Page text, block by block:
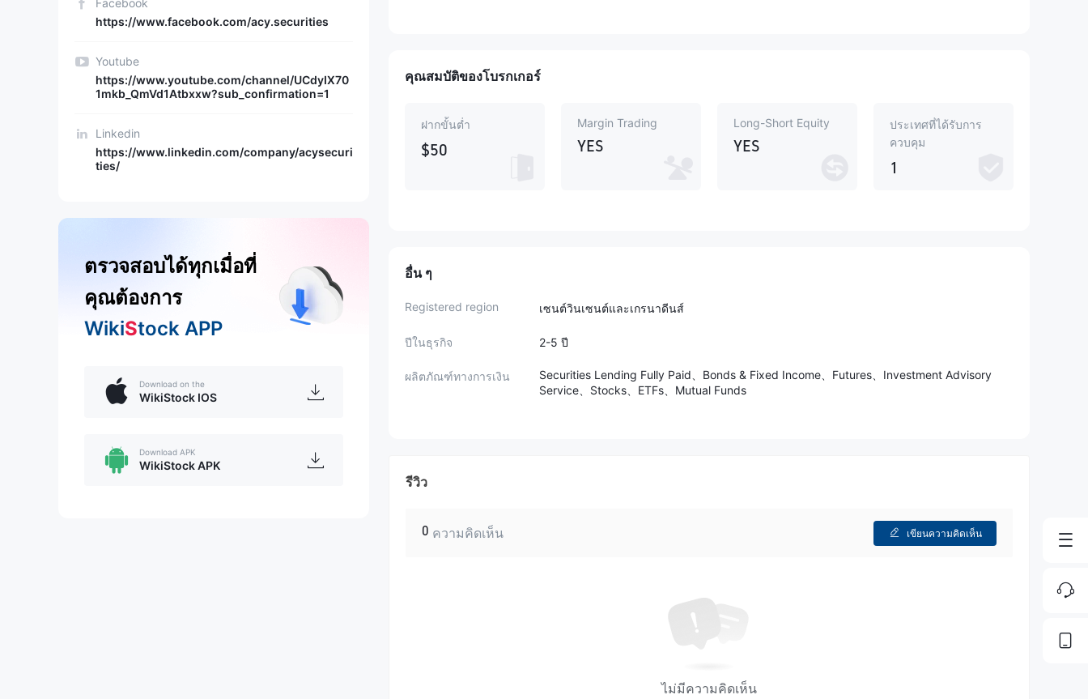
Facebook
https://www.facebook.com/acy.securities
Youtube
https://www.youtube.com/channel/UCdyIX70
1mkb_QmVd1Atbxxw?sub_confirmation=1
Linkedin
https://www.linkedin.com/company/acysecuri
ties/
ตรวจสอบได้ทุกเมื่อที่
คุณต้องการ
WikiStock APP
Download on the
WikiStock IOS
Download APK
WikiStock APK
คุณสมบัติของโบรกเกอร์
ฝากขั้นต่ำ
$50
Margin Trading
YES
Long-Short Equity
YES
ประเทศที่ได้รับการ
ควบคุม
1
อื่น ๆ
Registered region เซนต์วินเซนต์และเกรนาดีนส์
ปีในธุรกิจ 2-5 ปี
ผลิตภัณฑ์ทางการเงิน
Securities Lending Fully Paid、Bonds & Fixed Income、Futures、Investment Advisory
Service、Stocks、ETFs、Mutual Funds
รีวิว
0 ความคิดเห็น เขียนความคิดเห็น
ไม่มีความคิดเห็น